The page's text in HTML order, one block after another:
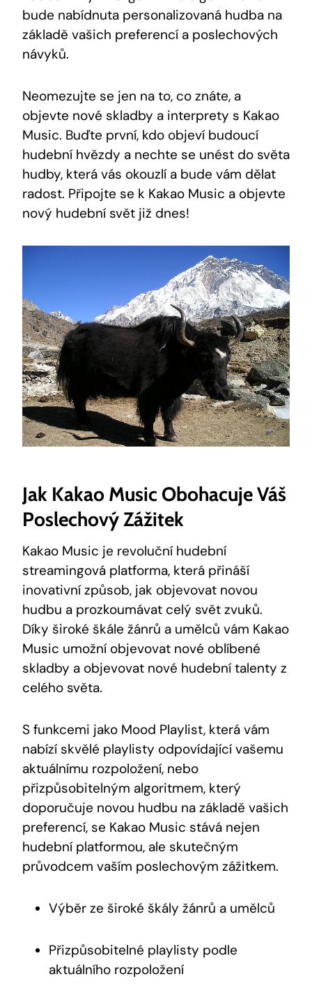
bude nabídnuta personalizovaná ‍hudba na
základě vašich preferencí a poslechových
návyků.
Neomezujte ​se jen na to, co znáte, a
objevte nové skladby a interprety s Kakao
Music. Buďte první, kdo objeví budoucí
hudební hvězdy a nechte ⁢se unést do světa
hudby, která vás okouzlí a bude vám ​dělat⁤
radost. ‌Připojte se k Kakao Music a objevte ​
nový⁣ hudební⁢ svět již dnes!
Jak Kakao ⁤Music Obohacuje Váš
Poslechový⁢ Zážitek
Kakao Music je revoluční ‍hudební
streamingová platforma, která přináší
inovativní způsob, jak ​objevovat novou
hudbu a prozkoumávat celý svět zvuků.
Díky široké škále žánrů a umělců vám Kakao
Music umožní objevovat nové oblíbené
skladby a objevovat nové hudební talenty⁤ z
celého světa.
S funkcemi jako Mood Playlist, která vám
nabízí skvělé playlisty odpovídající vašemu
aktuálnímu rozpoložení, nebo
přizpůsobitelným algoritmem, který
doporučuje novou⁤ hudbu na základě vašich
preferencí,‍ se Kakao Music ⁤stává ​nejen
hudební platformou, ale skutečným
průvodcem vaším poslechovým zážitkem.
Výběr ze široké škály ​žánrů a umělců
Přizpůsobitelné⁤ playlisty podle
aktuálního rozpoložení